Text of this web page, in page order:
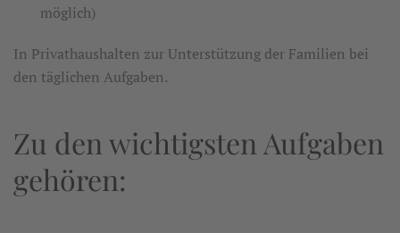
möglich)
In Privathaushalten zur Unterstützung der Familien bei
den täglichen Aufgaben.
Zu den wichtigsten Aufgaben
gehören: